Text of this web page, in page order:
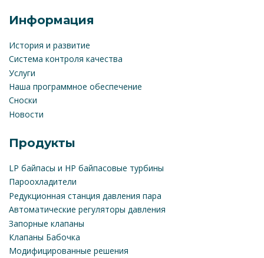
Информация
История и развитие
Система контроля качества
Услуги
Наша программное обеспечение
Сноски
Новости
Продукты
LP байпасы и HP байпасовые турбины
Пароохладители
Редукционная станция давления пара
Автоматические регуляторы давления
Запорные клапаны
Клапаны Бабочка
Модифицированные решения